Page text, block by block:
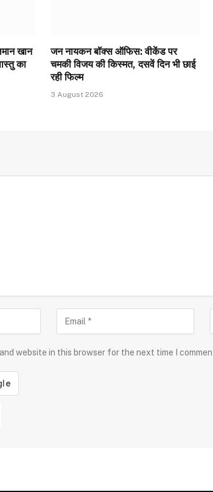
खान
का
जन नायकन बॉक्स ऑफिस: वीकेंड पर
चमकी विजय की किस्मत, दसवें दिन भी छाई
रही फिल्म
3 August 2026
and website in this browser for the next time I